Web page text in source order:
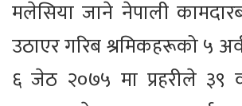
मलेसिया जाने नेपाली
उठाएर गरिब श्रमिकहरूको ५
६ जेठ २०७५ मा प्रहरीले ३९